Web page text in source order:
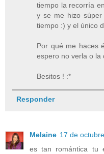
tiempo la recorría
y se me hizo
tiempo :) y el único
Por qué me haces
espero no verla o la
Besitos ! :*
Responder
Melaine 17 de
es tan romántica tu